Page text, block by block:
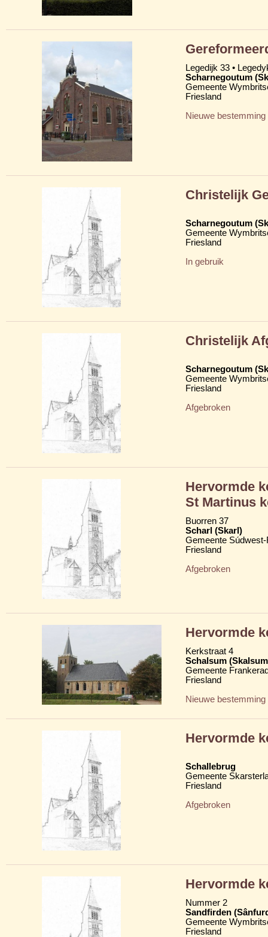
Legedijk 33 •
Scharnegoutum
Gemeente
Friesland
Nieuwe bestemming
Christelijk
Scharnegoutum
Gemeente
Friesland
In gebruik
Christelijk
Scharnegoutum
Gemeente
Friesland
Afgebroken
Hervormde
St Martinus
Buorren 37
Scharl (Skarl)
Gemeente
Friesland
Afgebroken
Hervormde
Kerkstraat 4
Schalsum
Gemeente
Friesland
Nieuwe bestemming
Hervormde
Schallebrug
Gemeente
Friesland
Afgebroken
Hervormde
Nummer 2
Sandfirden
Gemeente
Friesland